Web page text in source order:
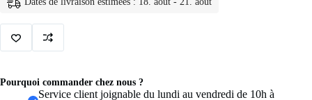
acier
femmes,
chaîne
couleur
Pourquoi commander chez nous ?
Service client joignable du lundi au vendredi de 10h à